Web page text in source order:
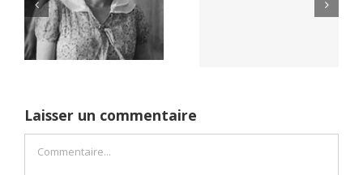
Netflix Field of
Dreams (1989)
Yaïr Golan : une
Laisser un commentaire